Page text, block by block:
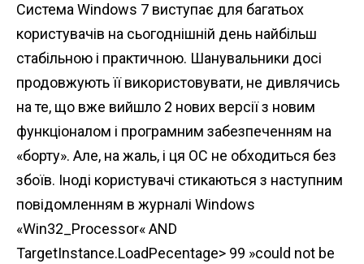
Система Windows 7 виступає для багатьох
користувачів на сьогоднішній день найбільш
стабільною і практичною. Шанувальники досі
продовжують її використовувати, не дивлячись
на те, що вже вийшло 2 нових версії з новим
функціоналом і програмним забезпеченням на
«борту». Але, на жаль, і ця ОС не обходиться без
збоїв. Іноді користувачі стикаються з наступним
повідомленням в журналі Windows
«Win32_Processor« AND
TargetInstance.LoadPecentage> 99 »could not be